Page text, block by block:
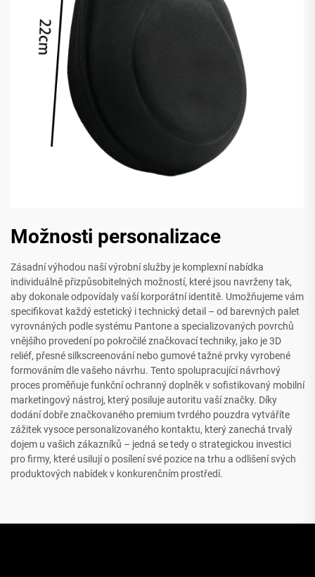
Možnosti personalizace
Zásadní výhodou naší výrobní služby je komplexní nabídka
individuálně přizpůsobitelných možností, které jsou navrženy tak,
aby dokonale odpovídaly vaší korporátní identitě. Umožňujeme vám
specifikovat každý estetický i technický detail – od barevných palet
vyrovnáných podle systému Pantone a specializovaných povrchů
vnějšího provedení po pokročilé značkovací techniky, jako je 3D
reliéf, přesné silkscreenování nebo gumové tažné prvky vyrobené
formováním dle vašeho návrhu. Tento spolupracující návrhový
proces proměňuje funkční ochranný doplněk v sofistikovaný mobilní
marketingový nástroj, který posiluje autoritu vaší značky. Díky
dodání dobře značkovaného premium tvrdého pouzdra vytváříte
zážitek vysoce personalizovaného kontaktu, který zanechá trvalý
dojem u vašich zákazníků – jedná se tedy o strategickou investici
pro firmy, které usilují o posílení své pozice na trhu a odlišení svých
produktových nabídek v konkurenčním prostředí.